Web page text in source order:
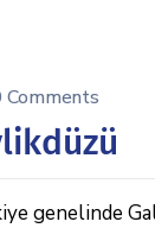
Comments
genelinde